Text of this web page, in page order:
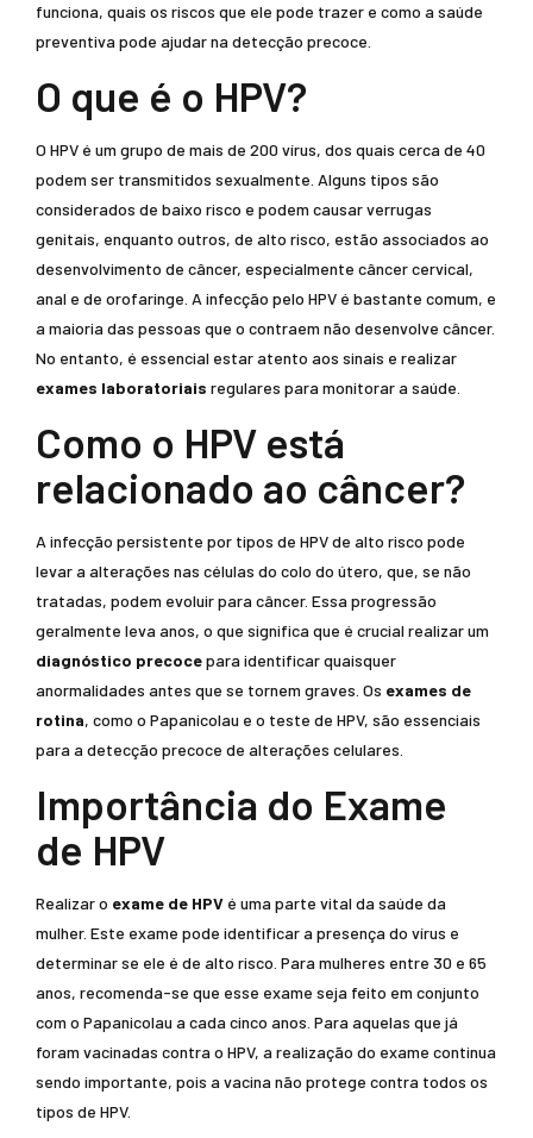
funciona, quais os riscos que ele pode trazer e como a saúde
preventiva pode ajudar na detecção precoce.
O que é o HPV?
O HPV é um grupo de mais de 200 vírus, dos quais cerca de 40
podem ser transmitidos sexualmente. Alguns tipos são
considerados de baixo risco e podem causar verrugas
genitais, enquanto outros, de alto risco, estão associados ao
desenvolvimento de câncer, especialmente câncer cervical,
anal e de orofaringe. A infecção pelo HPV é bastante comum, e
a maioria das pessoas que o contraem não desenvolve câncer.
No entanto, é essencial estar atento aos sinais e realizar
exames laboratoriais regulares para monitorar a saúde.
Como o HPV está
relacionado ao câncer?
A infecção persistente por tipos de HPV de alto risco pode
levar a alterações nas células do colo do útero, que, se não
tratadas, podem evoluir para câncer. Essa progressão
geralmente leva anos, o que significa que é crucial realizar um
diagnóstico precocepara identificar quaisquer
anormalidades antes que se tornem graves. Os exames de
rotina, como o Papanicolau e o teste de HPV, são essenciais
para a detecção precoce de alterações celulares.
Importância do Exame
de HPV
Realizar o exame de HPV é uma parte vital da saúde da
mulher. Este exame pode identificar a presença do vírus e
determinar se ele é de alto risco. Para mulheres entre 30 e 65
anos, recomenda-se que esse exame seja feito em conjunto
com o Papanicolau a cada cinco anos. Para aquelas que já
foram vacinadas contra o HPV, a realização do exame continua
sendo importante, pois a vacina não protege contra todos os
tipos de HPV.